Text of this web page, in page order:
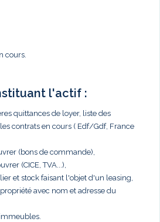
cours.
l'actif :
quittances de loyer, liste des
contrats en cours ( Edf/Gdf, France
(bons de commande),
(CICE, TVA...),
et stock faisant l'objet d'un leasing,
avec nom et adresse du